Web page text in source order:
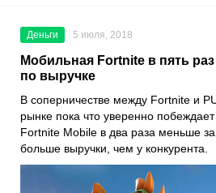
Деньги 5 июля, 2018
Мобильная Fortnite в пять
по выручке
В соперничестве между Fortnite и
рынке пока что уверенно
Fortnite Mobile в два раза меньше
больше выручки, чем у конкурента.